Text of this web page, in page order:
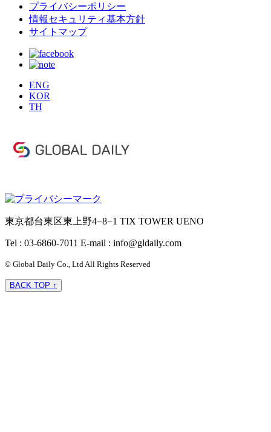
プライバシーポリシー
情報セキュリティ基本方針
サイトマップ
ENG
KOR
TH
東京都台東区東上野4−8−1 TIX TOWER UENO
Tel : 03-6860-7011 E-mail : info@gldaily.com
© Global Daily Co., Ltd All Rights Reserved
BACK TOP ↑